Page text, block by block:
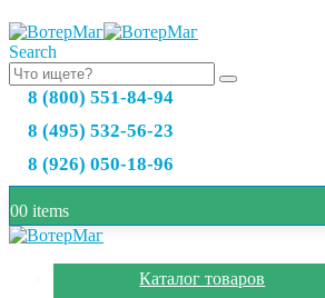
Search
8 (800) 551-84-94
8 (495) 532-56-23
8 (926) 050-18-96
00 items
Каталог товаров